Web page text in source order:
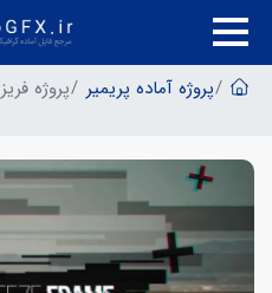
پروژه آماده پریمیر پروژه